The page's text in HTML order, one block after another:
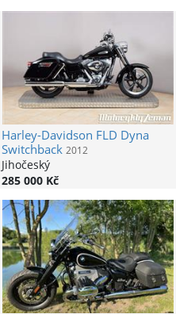
Harley-Davidson FLD Dyna
Switchback 2012
Jihočeský
285 000 Kč